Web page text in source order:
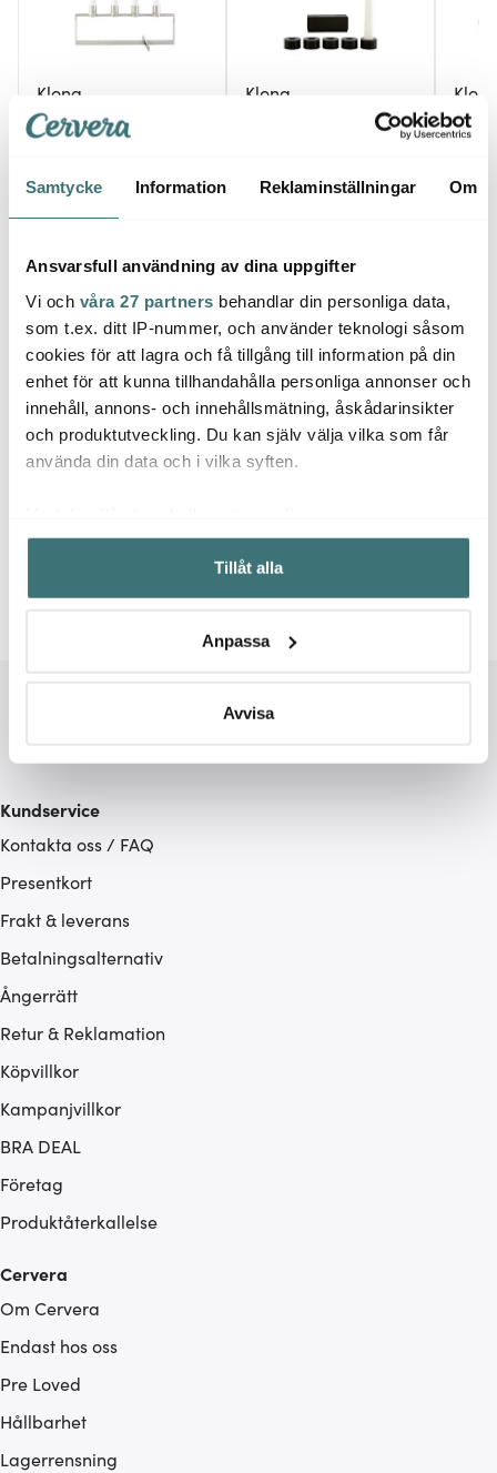
Samtycke Information Reklaminställningar Om
Ansvarsfull användning av dina uppgifter
Vi och våra 27 partners behandlar din personliga data,
som t.ex. ditt IP-nummer, och använder teknologi såsom
cookies för att lagra och få tillgång till information på din
enhet för att kunna tillhandahålla personliga annonser och
innehåll, annons- och innehållsmätning, åskådarinsikter
och produktutveckling. Du kan själv välja vilka som får
använda din data och i vilka syften.
Samla in information om din geografiska plats som
kan ha en noggrannhet på upp till flera meter
Identifiera din enhet genom att aktivt skanna den för
Ta reda på mer om hur dina personliga uppgifter
Du kan ändra eller dra tillbaka ditt samtycke när som
ska anpassas efter det som vi tror att du tycker om. Det
gör också att vi kan analysera vår trafik och göra
som du vill dela med dig av.
Tillåt alla
Anpassa
Avvisa
Klong
Klong A.D.
Adventsljusstake
1100 kr
Klong
Constella Insats Ljus 5-
290 kr
Tipp
1240
Låt dig inspireras av våra kunder
Kluster
Kundservice
Kontakta oss / FAQ
Presentkort
Frakt & leverans
Betalningsalternativ
Ångerrätt
Retur & Reklamation
Köpvillkor
Kampanjvillkor
BRA DEAL
Företag
Produktåterkallelse
Cervera
Om Cervera
Endast hos oss
Pre Loved
Hållbarhet
Lagerrensning